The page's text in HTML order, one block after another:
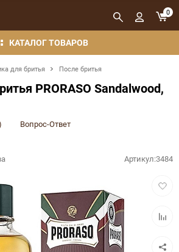
КАТАЛОГ ТОВАРОВ
0
для бритья После бритья
PRORASO Sandalwood,
Вопрос-Ответ
Артикул:3484